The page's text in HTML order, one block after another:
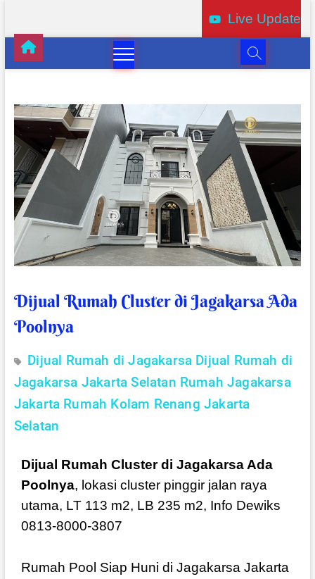
Live Update
Dijual Rumah Cluster di Jagakarsa Ada
Poolnya
Dijual Rumah di Jagakarsa Dijual Rumah di
Jagakarsa Jakarta Selatan Rumah Jagakarsa
Jakarta Rumah Kolam Renang Jakarta
Selatan
Dijual Rumah Cluster di Jagakarsa Ada
Poolnya, lokasi cluster pinggir jalan raya
utama, LT 113 m2, LB 235 m2, Info Dewiks
0813-8000-3807
Rumah Pool Siap Huni di Jagakarsa Jakarta